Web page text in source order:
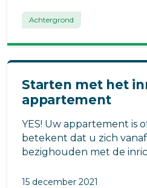
Achtergrond
Starten met het
appartement
YES! Uw appartement is
betekent dat u zich
bezighouden met de
15 december 2021